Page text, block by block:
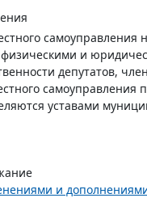
самоуправления
и
депутатов,
самоуправления
уставами
и